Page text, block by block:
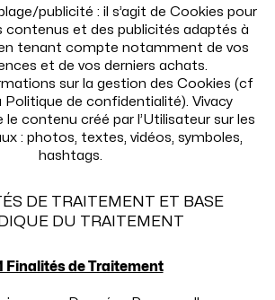
publicité : il s’agit de Cookies pour
contenus et des publicités adaptés à
tenant compte notamment de vos
et de vos derniers achats.
sur la gestion des Cookies (cf
Politique de confidentialité). Vivacy
contenu créé par l’Utilisateur sur les
: photos, textes, vidéos, symboles,
hashtags.
DE TRAITEMENT ET BASE
DU TRAITEMENT
Finalités de Traitement